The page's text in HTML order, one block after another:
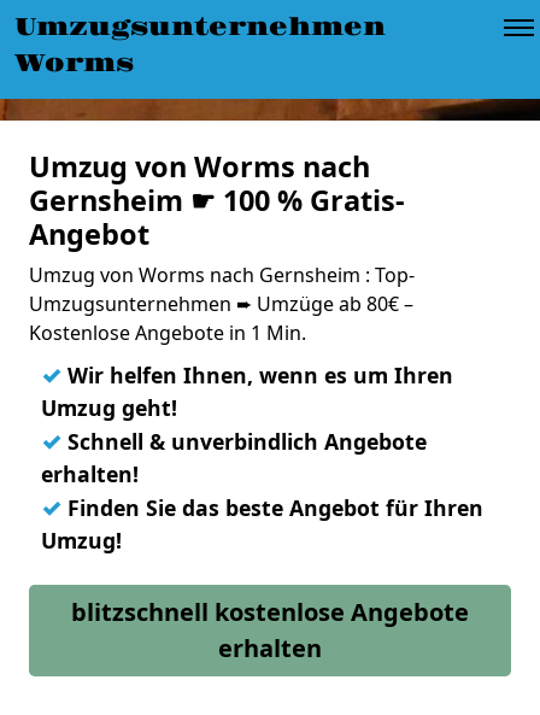
Umzugsunternehmen
Worms
Umzug von Worms nach
Gernsheim ☛ 100 % Gratis-
Angebot
Umzug von Worms nach Gernsheim : Top-
Umzugsunternehmen ➨ Umzüge ab 80€ –
Kostenlose Angebote in 1 Min.
✓ Wir helfen Ihnen, wenn es um Ihren
Umzug geht!
✓ Schnell & unverbindlich Angebote
erhalten!
✓ Finden Sie das beste Angebot für Ihren
Umzug!
blitzschnell kostenlose Angebote
erhalten